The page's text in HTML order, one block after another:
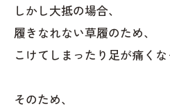
しかし大抵の場合、
履きなれない草履のため、
こけてしまったり足が痛くな
そのため、